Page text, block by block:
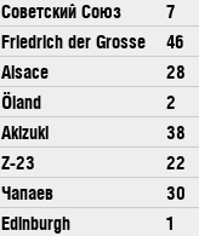
Советский Союз 7
Friedrich der Grosse 46
Alsace 28
Öland 2
Akizuki 38
Z-23 22
Чапаев 30
Edinburgh 1